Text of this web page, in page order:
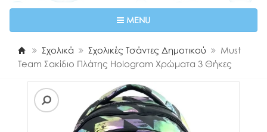
MENUToggle navigation
Σχολικά Σχολικές Τσάντες Δημοτικού
Must
Team Σακίδιο Πλάτης Hologram Χρώματα 3 Θήκες